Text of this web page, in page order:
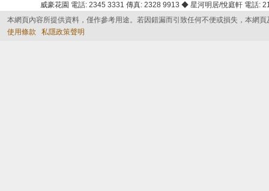
威豪花園 電話: 2345 3331 傳真: 2328 9913 ◆ 星河明居/悅庭軒 電話
本網頁內容所提供資料，僅作參考用途。若因錯漏而引致任何不便或損失，本網
使用條款
私隱政策聲明